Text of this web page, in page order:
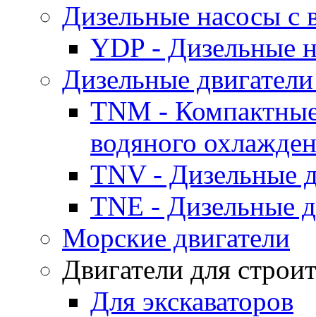
Дизельные насосы
YDP - Дизельные
Дизельные
TNM -
водяного
TNV - Дизельные
TNE - Дизельные
Морские двигатели
Двигатели для
Для экскаваторов